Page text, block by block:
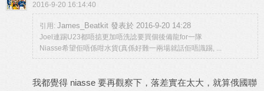
2016-9-20 16:14:40
引用: James_Beatkit 發表於 2016-9-20 14:28
Joel連踢U23都唔掂更加唔洗諗要買個後備龍for一隊
Niasse希望佢唔係咁水貨(真係好難一兩場就話佢唔識踢, ...
我都覺得 niasse 要再觀察下，落差實在太大，就算俄國聯